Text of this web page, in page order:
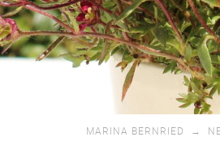
MARINA BERNRIED →